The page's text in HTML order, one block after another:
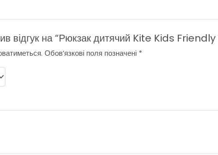
відгук на “Рюкзак дитячий Kite Kids
Обов’язкові поля позначені *